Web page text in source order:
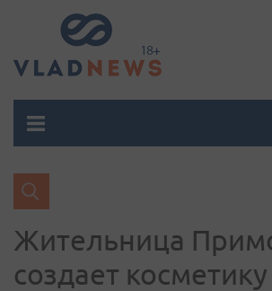
Жительница
создает